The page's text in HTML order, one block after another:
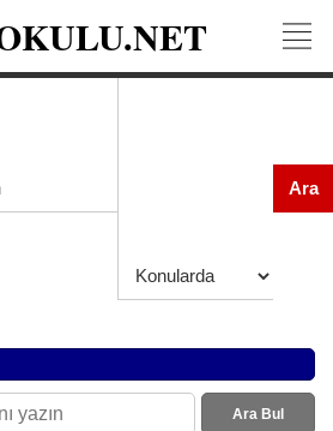
Ara
Ara Bul